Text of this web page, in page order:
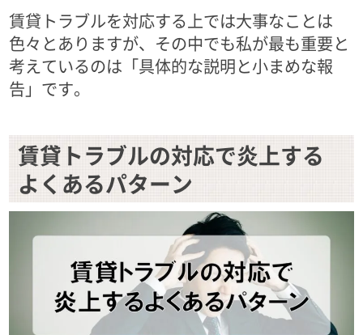
賃貸トラブルを対応する上では大事なことは
色々とありますが、その中でも私が最も重要と
考えているのは「具体的な説明と小まめな報
告」です。
賃貸トラブルの対応で炎上する
よくあるパターン